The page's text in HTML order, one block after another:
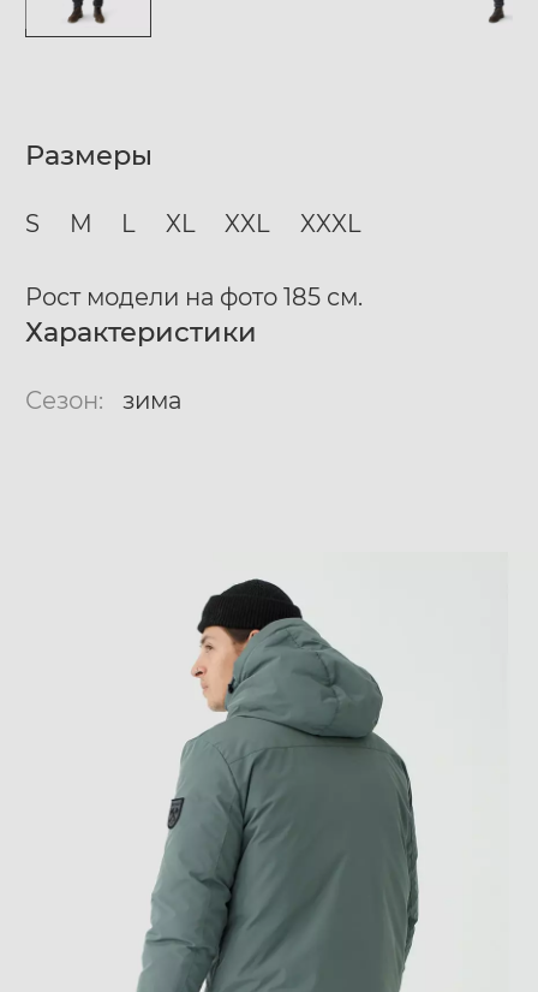
Размеры
S M L XL XXL XXXL
Рост модели на фото 185 см.
Характеристики
Сезон: зима